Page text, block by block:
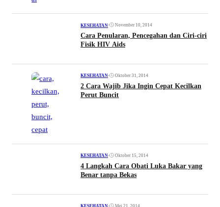
KESEHATAN• November 10, 2014
Cara Penularan, Pencegahan dan Ciri-ciri
Fisik HIV Aids
KESEHATAN• Oktober 31, 2014
2 Cara Wajib Jika Ingin Cepat Kecilkan
Perut Buncit
KESEHATAN• Oktober 15, 2014
4 Langkah Cara Obati Luka Bakar yang
Benar tanpa Bekas
• Mei 21, 2014